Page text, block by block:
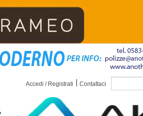
Accedi / Registrati Contattaci